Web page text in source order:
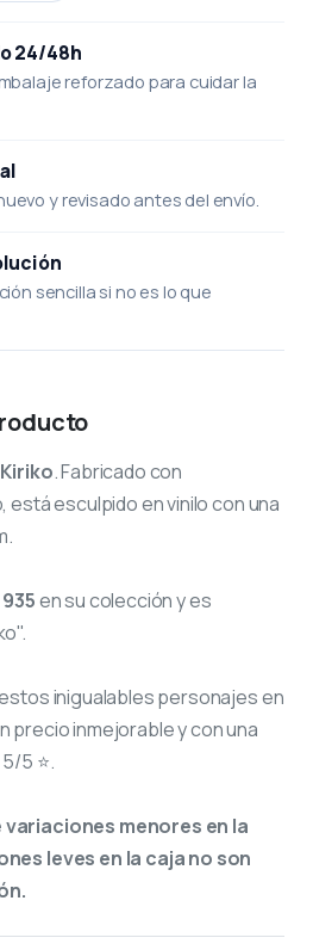
24/48h
reforzado para cuidar la
y revisado antes del envío.
sencilla si no es lo que
Kiriko. Fabricado con
está esculpido en vinilo con una
935en su colección y es
inigualables personajes en
precio inmejorable y con una
5 ⭐.
menores en la
leves en la caja no son